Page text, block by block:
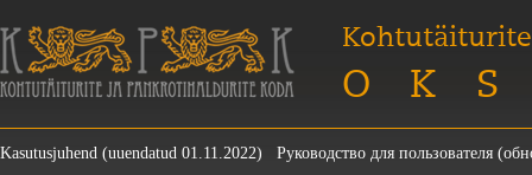
Kasutusjuhend (uuendatud 01.11.2022) Руководство для пользователя